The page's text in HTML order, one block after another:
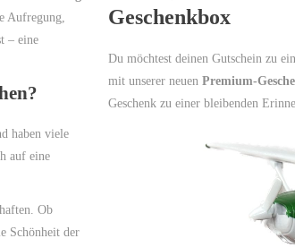
Aufregung,
– eine
haben viele
auf eine
Ob
Schönheit der
Geschenkbox
Du möchtest deinen Gutschein zu
mit unserer neuen Premium-
Geschenk zu einer bleibenden